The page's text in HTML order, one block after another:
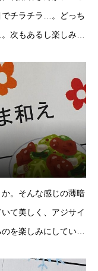
でチラチラ…。どっち
次もあるし楽しみで
芋などお
。そんな感じの薄暗
て美しく、アジサイ
を楽しみにしていま